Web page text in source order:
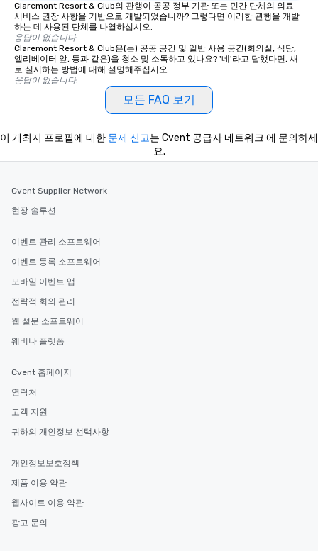
Claremont Resort & Club의 관행이 공공 정부 기관 또는 민간 단체의 의료
서비스 권장 사항을 기반으로 개발되었습니까? 그렇다면 이러한 관행을 개발
하는 데 사용된 단체를 나열하십시오.
응답이 없습니다.
Claremont Resort & Club은(는) 공공 공간 및 일반 사용 공간(회의실, 식당,
엘리베이터 앞, 등과 같은)을 청소 및 소독하고 있나요? '네'라고 답했다면, 새
로 실시하는 방법에 대해 설명해주십시오.
응답이 없습니다.
모든 FAQ 보기
이 개최지 프로필에 대한 문제 신고는 Cvent 공급자 네트워크 에 문의하세
요.
Cvent Supplier Network
현장 솔루션
이벤트 관리 소프트웨어
이벤트 등록 소프트웨어
모바일 이벤트 앱
전략적 회의 관리
웹 설문 소프트웨어
웨비나 플랫폼
Cvent 홈페이지
연락처
고객 지원
귀하의 개인정보 선택사항
개인정보보호정책
제품 이용 약관
웹사이트 이용 약관
광고 문의